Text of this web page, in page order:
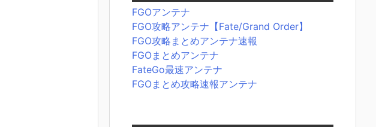
FGOアンテナ
FGO攻略アンテナ【Fate/Grand Order】
FGO攻略まとめアンテナ速報
FGOまとめアンテナ
FateGo最速アンテナ
FGOまとめ攻略速報アンテナ